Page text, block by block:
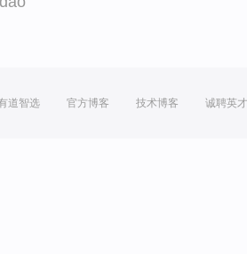
道智选 官方博客 技术博客 诚聘英才